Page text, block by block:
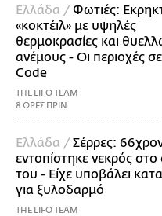
Ελλάδα /Φωτιές:
«κοκτέιλ» με υψηλές
θερμοκρασίες και
ανέμους - Οι περιοχές
Code
THE LIFO TEAM
8 ΩΡΕΣ ΠΡΙΝ
Ελλάδα /Σέρρες:
εντοπίστηκε νεκρός στο
του - Είχε υποβάλει
για ξυλοδαρμό
THE LIFO TEAM